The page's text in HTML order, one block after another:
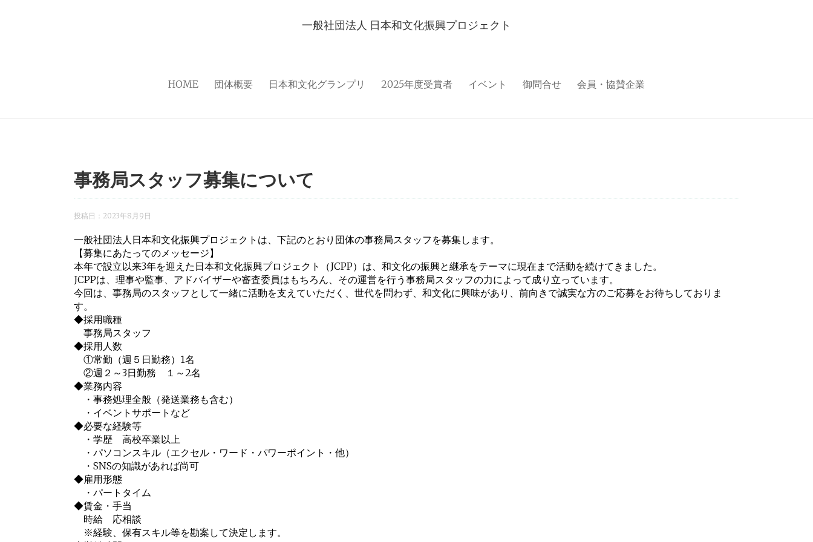
一般社団法人 日本和文化振興プロジェクト
HOME 団体概要 日本和文化グランプリ 2025年度受賞者 イベント 御問合せ 会員・協賛企業
事務局スタッフ募集について
投稿日： 2023年8月9日
一般社団法人日本和文化振興プロジェクトは、下記のとおり団体の事務局スタッフを募集します。
【募集にあたってのメッセージ】
本年で設立以来3年を迎えた日本和文化振興プロジェクト（JCPP）は、和文化の振興と継承をテーマに現在まで活動を続けてきました。
JCPPは、理事や監事、アドバイザーや審査委員はもちろん、その運営を行う事務局スタッフの力によって成り立っています。
今回は、事務局のスタッフとして一緒に活動を支えていただく、世代を問わず、和文化に興味があり、前向きで誠実な方のご応募をお待ちしておりま
す。
◆採用職種
事務局スタッフ
◆採用人数
①常勤（週５日勤務）1名
②週２～3日勤務 １～2名
◆業務内容
・事務処理全般（発送業務も含む）
・イベントサポートなど
◆必要な経験等
・学歴 高校卒業以上
・パソコンスキル（エクセル・ワード・パワーポイント・他）
・SNSの知識があれば尚可
◆雇用形態
・パートタイム
◆賃金・手当
時給 応相談
※経験、保有スキル等を勘案して決定します。